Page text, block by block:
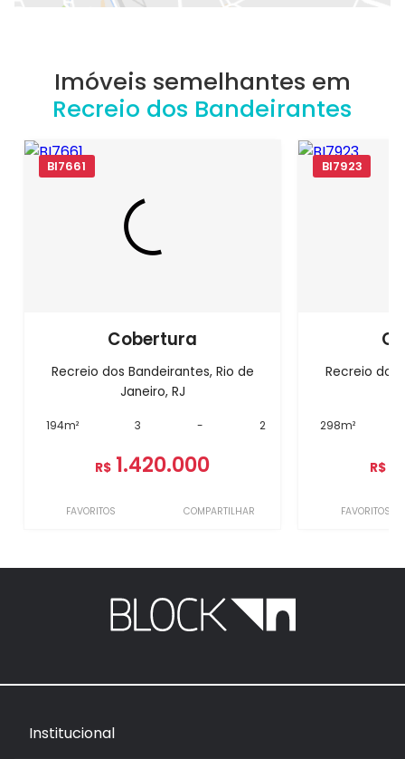
Imóveis semelhantes em
Recreio dos Bandeirantes
BI7661
Cobertura
Recreio dos Bandeirantes, Rio de
Janeiro, RJ
194m² 3 - 2
R$ 1.420.000
FAVORITOS COMPARTILHAR
BI7923
Recreio dos
298m²
R$
FAVORITOS
Institucional